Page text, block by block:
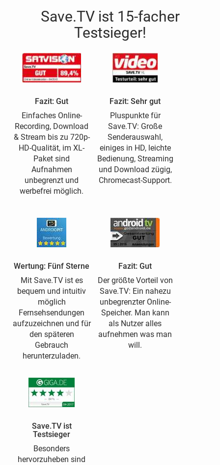
Save.TV ist 15-facher
Testsieger!
Fazit: Gut
Einfaches Online-
Recording, Download
& Stream bis zu 720p-
HD-Qualität, im XL-
Paket sind
Aufnahmen
unbegrenzt und
werbefrei möglich.
Fazit: Sehr gut
Pluspunkte für
Save.TV: Große
Senderauswahl,
einiges in HD, leichte
Bedienung, Streaming
und Download zügig,
Chromecast-Support.
Wertung: Fünf Sterne
Mit Save.TV ist es
bequem und intuitiv
möglich
Fernsehsendungen
aufzuzeichnen und für
den späteren
Gebrauch
herunterzuladen.
Fazit: Gut
Der größte Vorteil von
Save.TV: Ein nahezu
unbegrenzter Online-
Speicher. Man kann
als Nutzer alles
aufnehmen was man
will.
Save.TV ist
Testsieger
Besonders
hervorzuheben sind